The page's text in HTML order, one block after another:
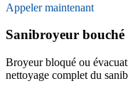
Appeler maintenant
Sanibroyeur bouché
Broyeur bloqué ou
nettoyage complet du